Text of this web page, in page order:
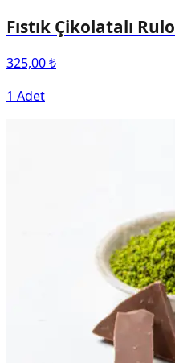
Fıstık Çikolatalı Rulo
325,00 ₺
1 Adet